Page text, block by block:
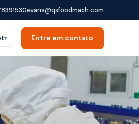
evans@qsfoodmach.com
▾ Entre em contato